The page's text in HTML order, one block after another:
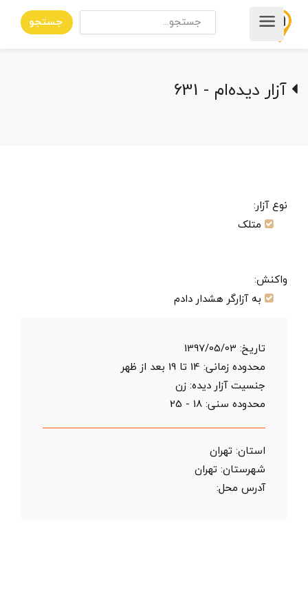
جستجو
آزار دیده‌ام - 631
نوع آزار:
متلک
واکنش:
به آزارگر هشدار دادم
تاریخ: 1397/05/03
محدوده زمانی: 14 تا 19 بعد از ظهر
جنسیت آزار دیده: زن
محدوده سنی: 18 - 25
استان: تهران
شهرستان: تهران
آدرس محل: